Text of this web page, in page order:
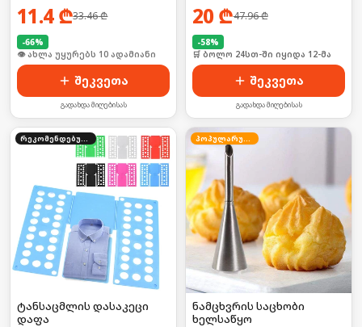
11.4₾33.46₾
-66%
🛒 ბოლო 24სთ-ში იყიდა 18-მა
შეკვეთა
გადახდა მიღებისას
20₾47.96₾
-58%
🛒 ბოლო 24სთ-ში იყიდა 12-მა
შეკვეთა
გადახდა მიღებისას
რეკომენდებული
ტანსაცმლის დასაკეცი
დაფა
პოპულარული
ნამცხვრის საცხობი
ხელსაწყო